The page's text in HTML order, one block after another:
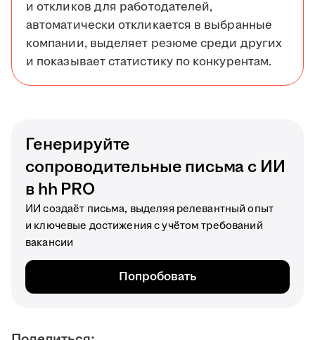
и откликов для работодателей,
автоматически откликается в выбранные
компании, выделяет резюме среди других
и показывает статистику по конкурентам.
Генерируйте
сопроводительные письма с ИИ
в hh PRO
ИИ создаёт письма, выделяя релевантный опыт
и ключевые достижения с учётом требований
вакансии
Попробовать